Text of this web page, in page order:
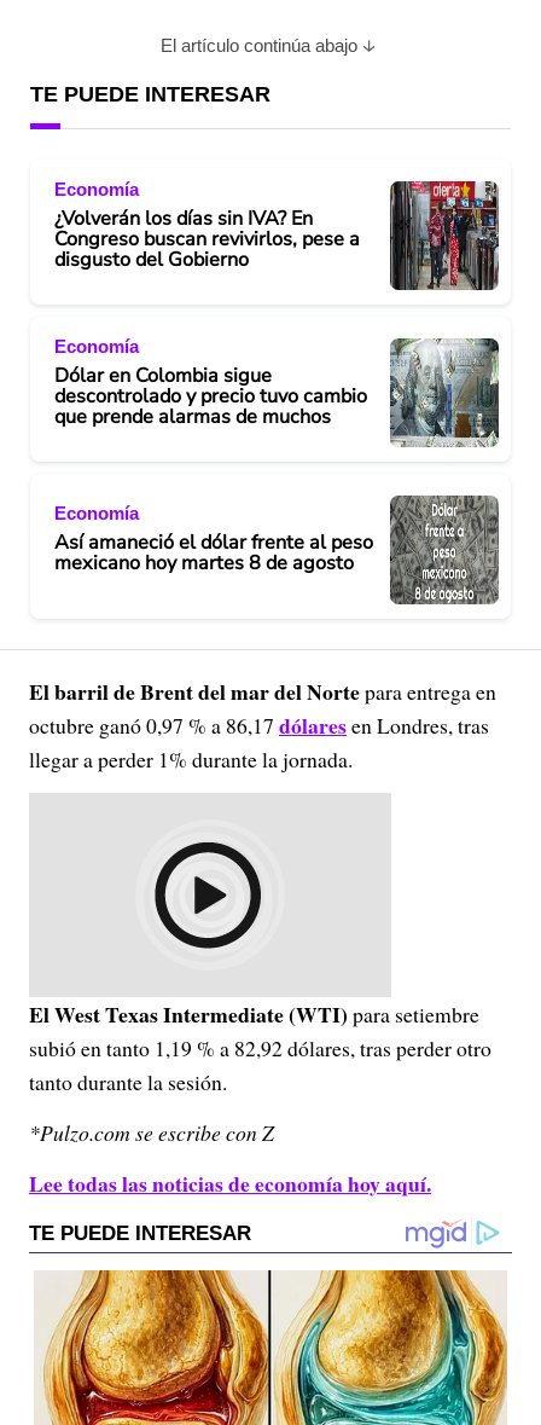
El artículo continúa abajo
TE PUEDE INTERESAR
Economía
¿Volverán los días sin IVA? En
Congreso buscan revivirlos, pese a
disgusto del Gobierno
Economía
Dólar en Colombia sigue
descontrolado y precio tuvo cambio
que prende alarmas de muchos
Economía
Así amaneció el dólar frente al peso
mexicano hoy martes 8 de agosto
El barril de Brent del mar del Nortepara entrega en
octubre ganó 0,97 % a 86,17 dólaresen Londres, tras
llegar a perder 1% durante la jornada.
El West Texas Intermediate (WTI) para setiembre
subió en tanto 1,19 % a 82,92 dólares, tras perder otro
tanto durante la sesión.
*Pulzo.com se escribe con Z
Lee todas las noticias de economía hoy aquí.